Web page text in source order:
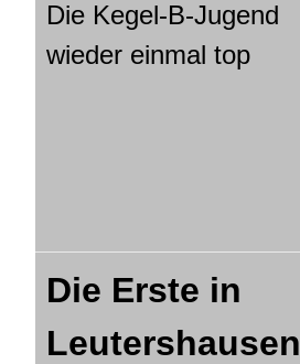
Die Kegel-B-Jugend
wieder einmal top
Die Erste in
Leutershausen